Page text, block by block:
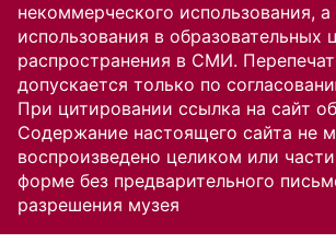
некоммерческого использования,
использования в образовательных
распространения в СМИ.
допускается только по
При цитировании ссылка на сайт
Содержание настоящего сайта не
воспроизведено целиком или
форме без предварительного
разрешения музея